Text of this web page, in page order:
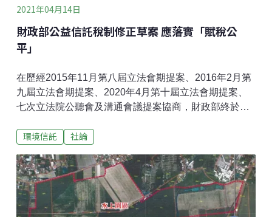
2021年04月14日
財政部公益信託稅制修正草案 應落實「賦稅公
平」
在歷經2015年11月第八屆立法會期提案、2016年2月第
九屆立法會期提案、2020年4月第十屆立法會期提案、
七次立法院公聽會及溝通會議提案協商，財政部終於
法」部份條文修正草案，放寬行政法人及符合一定條件
之租稅優惠。此雖已解決一部分現行法令中對於目前環
境公益信託不合理課稅之狀況，但我們仍憂心，修正後
條文顯示賦稅優惠情況依然不以公益信託落實公益作為
為主要考量，未盡「賦稅公平」原則；也未詳加說明現
環境信託 社論